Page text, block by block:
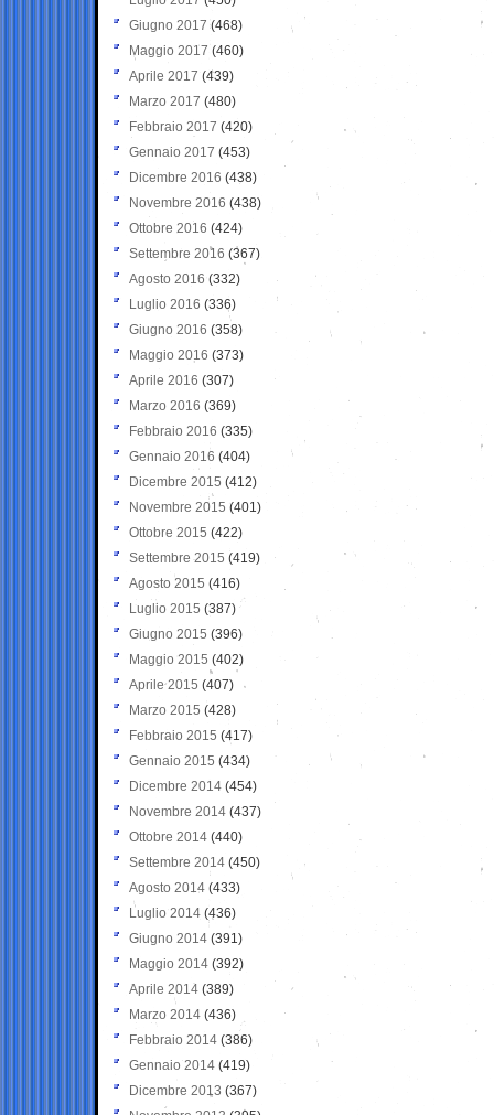
Giugno 2017 (468)
Maggio 2017 (460)
Aprile 2017 (439)
Marzo 2017 (480)
Febbraio 2017 (420)
Gennaio 2017 (453)
Dicembre 2016 (438)
Novembre 2016 (438)
Ottobre 2016 (424)
Settembre 2016 (367)
Agosto 2016 (332)
Luglio 2016 (336)
Giugno 2016 (358)
Maggio 2016 (373)
Aprile 2016 (307)
Marzo 2016 (369)
Febbraio 2016 (335)
Gennaio 2016 (404)
Dicembre 2015 (412)
Novembre 2015 (401)
Ottobre 2015 (422)
Settembre 2015 (419)
Agosto 2015 (416)
Luglio 2015 (387)
Giugno 2015 (396)
Maggio 2015 (402)
Aprile 2015 (407)
Marzo 2015 (428)
Febbraio 2015 (417)
Gennaio 2015 (434)
Dicembre 2014 (454)
Novembre 2014 (437)
Ottobre 2014 (440)
Settembre 2014 (450)
Agosto 2014 (433)
Luglio 2014 (436)
Giugno 2014 (391)
Maggio 2014 (392)
Aprile 2014 (389)
Marzo 2014 (436)
Febbraio 2014 (386)
Gennaio 2014 (419)
Dicembre 2013 (367)